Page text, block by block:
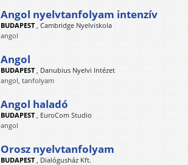
Angol nyelvtanfolyam intenzív
BUDAPEST, Cambridge Nyelviskola
angol
Angol
BUDAPEST, Danubius Nyelvi Intézet
angol, tanfolyam
Angol haladó
BUDAPEST, EuroCom Studio
angol
Orosz nyelvtanfolyam
BUDAPEST, Dialógusház Kft.